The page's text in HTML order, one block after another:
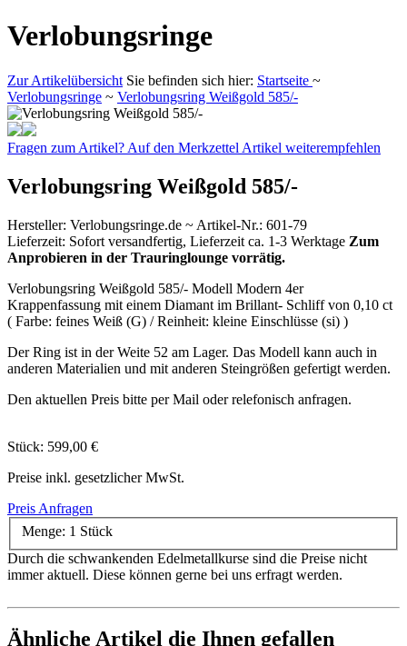
Verlobungsringe
Zur Artikelübersicht Sie befinden sich hier: Startseite ~
Verlobungsringe ~ Verlobungsring Weißgold 585/-
Fragen zum Artikel? Auf den Merkzettel Artikel weiterempfehlen
Verlobungsring Weißgold 585/-
Hersteller: Verlobungsringe.de ~ Artikel-Nr.: 601-79
Lieferzeit: Sofort versandfertig, Lieferzeit ca. 1-3 Werktage Zum
Anprobieren in der Trauringlounge vorrätig.
Verlobungsring Weißgold 585/- Modell Modern 4er
Krappenfassung mit einem Diamant im Brillant- Schliff von 0,10 ct
( Farbe: feines Weiß (G) / Reinheit: kleine Einschlüsse (si) )
Der Ring ist in der Weite 52 am Lager. Das Modell kann auch in
anderen Materialien und mit anderen Steingrößen gefertigt werden.
Den aktuellen Preis bitte per Mail oder relefonisch anfragen.
Stück: 599,00 €
Preise inkl. gesetzlicher MwSt.
Preis Anfragen
Menge: 1 Stück
Durch die schwankenden Edelmetallkurse sind die Preise nicht
immer aktuell. Diese können gerne bei uns erfragt werden.
Ähnliche Artikel die Ihnen gefallen